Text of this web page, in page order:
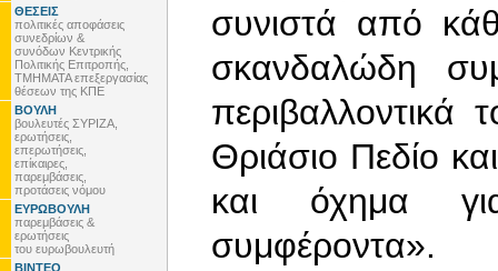
ΘΕΣΕΙΣ
πολιτικές αποφάσεις
συνεδρίων &
συνόδων Κεντρικής
Πολιτικής Επιτροπής,
ΤΜΗΜΑΤΑ επεξεργασίας
θέσεων της ΚΠΕ
ΒΟΥΛΗ
βουλευτές ΣΥΡΙΖΑ,
ερωτήσεις,
επερωτήσεις,
επίκαιρες,
παρεμβάσεις,
προτάσεις νόμου
ΕΥΡΩΒΟΥΛΗ
παρεμβάσεις &
ερωτήσεις
του ευρωβουλευτή
ΒΙΝΤΕΟ
συνιστά από
σκανδαλώδη
περιβαλλοντικά
Θριάσιο Πεδίο
και όχημα
συμφέροντα».